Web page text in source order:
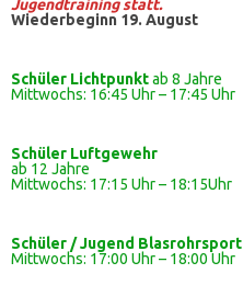
Jugendtraining statt.
Wiederbeginn 19. August
Schüler Lichtpunktab 8 Jahre
Mittwochs: 16:45 Uhr – 17:45 Uhr
Schüler Luftgewehr
ab 12 Jahre
Mittwochs: 17:15 Uhr – 18:15Uhr
Schüler / Jugend Blasrohrsport
Mittwochs: 17:00 Uhr – 18:00 Uhr